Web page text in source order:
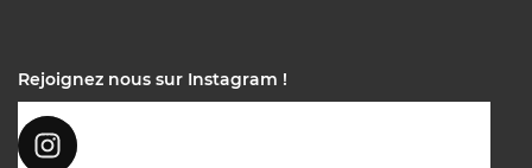
Rejoignez nous sur Instagram !